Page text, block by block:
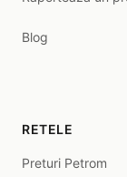
Blog
RETELE
Preturi Petrom